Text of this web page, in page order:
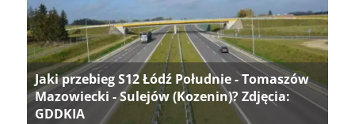
Jaki przebieg S12 Łódź Południe - Tomaszów
Mazowiecki - Sulejów (Kozenin)? Zdjęcia:
GDDKIA